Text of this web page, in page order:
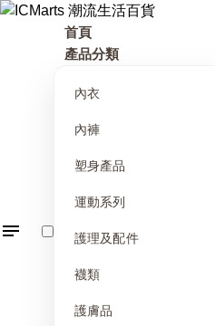
首頁
產品分類
內衣
內褲
塑身產品
運動系列
護理及配件
襪類
護膚品